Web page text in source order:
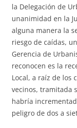
la Delegación de
unanimidad en la
alguna manera la
riesgo de caídas,
Gerencia de
reconocen es la
Local, a raíz de los
vecinos, tramitada
habría
peligro de dos a